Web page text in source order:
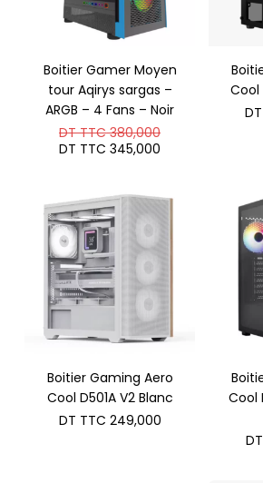
Boitier Gamer Moyen
tour Aqirys sargas –
ARGB – 4 Fans – Noir
DT TTC380,000Le
TTC 380,000.
DT TTC 345,000
DT
TTC 345,000.
Cool
Boitier Gaming Aero
Cool D501A V2 Blanc
DT TTC 249,000
Cool